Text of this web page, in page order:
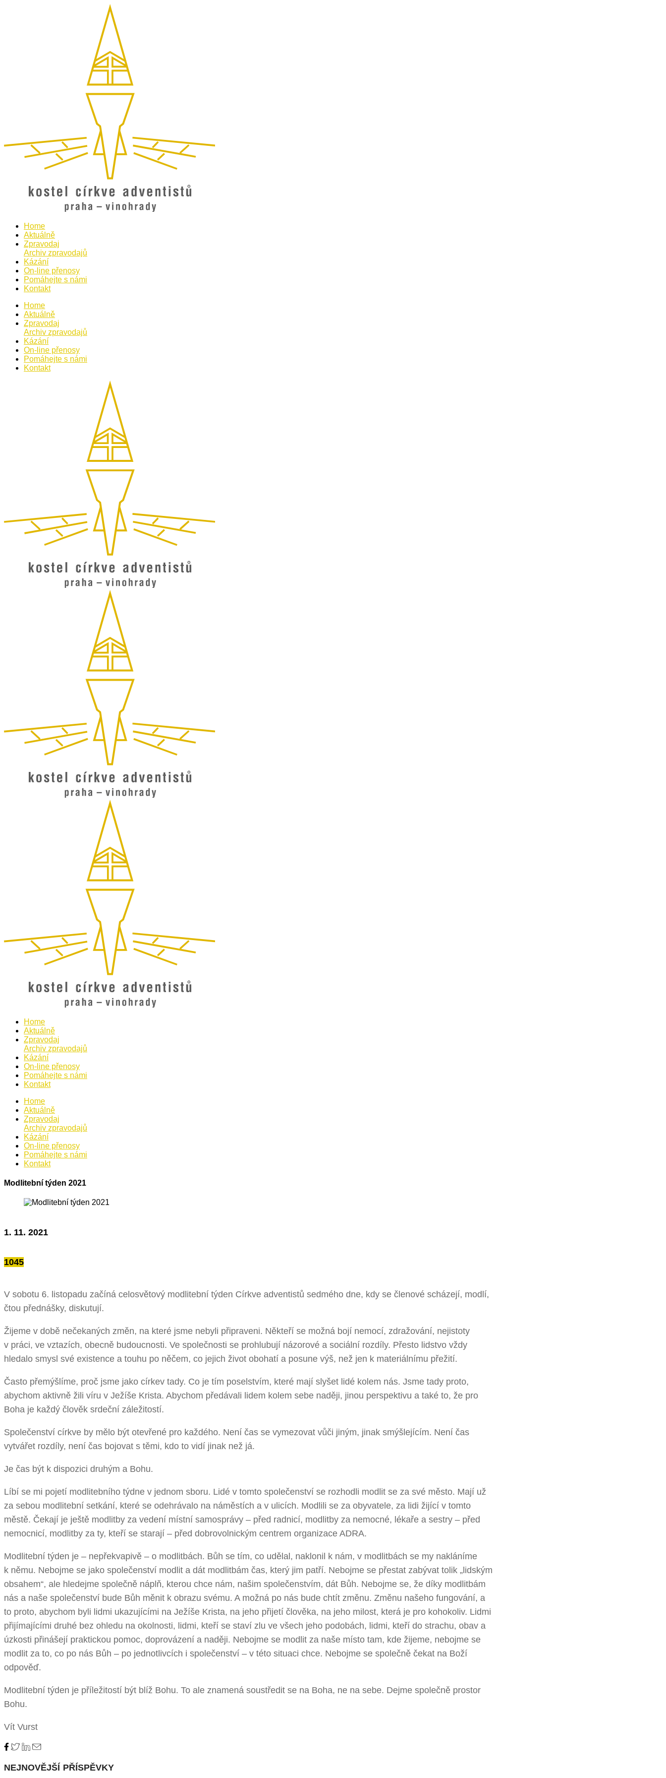
Home
Aktuálně
Zpravodaj
Archiv zpravodajů
Kázání
On-line přenosy
Pomáhejte s námi
Kontakt
Home
Aktuálně
Zpravodaj
Archiv zpravodajů
Kázání
On-line přenosy
Pomáhejte s námi
Kontakt
Home
Aktuálně
Zpravodaj
Archiv zpravodajů
Kázání
On-line přenosy
Pomáhejte s námi
Kontakt
Home
Aktuálně
Zpravodaj
Archiv zpravodajů
Kázání
On-line přenosy
Pomáhejte s námi
Kontakt
Modlitební týden 2021
1. 11. 2021
1045
V sobotu 6. listopadu začíná celosvětový modlitební týden Církve adventistů sedmého dne, kdy se členové scházejí, modlí,
čtou přednášky, diskutují.
Žijeme v době nečekaných změn, na které jsme nebyli připraveni. Někteří se možná bojí nemocí, zdražování, nejistoty
v práci, ve vztazích, obecně budoucnosti. Ve společnosti se prohlubují názorové a sociální rozdíly. Přesto lidstvo vždy
hledalo smysl své existence a touhu po něčem, co jejich život obohatí a posune výš, než jen k materiálnímu přežití.
Často přemýšlíme, proč jsme jako církev tady. Co je tím poselstvím, které mají slyšet lidé kolem nás. Jsme tady proto,
abychom aktivně žili víru v Ježíše Krista. Abychom předávali lidem kolem sebe naději, jinou perspektivu a také to, že pro
Boha je každý člověk srdeční záležitostí.
Společenství církve by mělo být otevřené pro každého. Není čas se vymezovat vůči jiným, jinak smýšlejícím. Není čas
vytvářet rozdíly, není čas bojovat s těmi, kdo to vidí jinak než já.
Je čas být k dispozici druhým a Bohu.
Líbí se mi pojetí modlitebního týdne v jednom sboru. Lidé v tomto společenství se rozhodli modlit se za své město. Mají už
za sebou modlitební setkání, které se odehrávalo na náměstích a v ulicích. Modlili se za obyvatele, za lidi žijící v tomto
městě. Čekají je ještě modlitby za vedení místní samosprávy – před radnicí, modlitby za nemocné, lékaře a sestry – před
nemocnicí, modlitby za ty, kteří se starají – před dobrovolnickým centrem organizace ADRA.
Modlitební týden je – nepřekvapivě – o modlitbách. Bůh se tím, co udělal, naklonil k nám, v modlitbách se my nakláníme
k němu. Nebojme se jako společenství modlit a dát modlitbám čas, který jim patří. Nebojme se přestat zabývat tolik „lidským
obsahem“, ale hledejme společně náplň, kterou chce nám, našim společenstvím, dát Bůh. Nebojme se, že díky modlitbám
nás a naše společenství bude Bůh měnit k obrazu svému. A možná po nás bude chtít změnu. Změnu našeho fungování, a
to proto, abychom byli lidmi ukazujícími na Ježíše Krista, na jeho přijetí člověka, na jeho milost, která je pro kohokoliv. Lidmi
přijímajícími druhé bez ohledu na okolnosti, lidmi, kteří se staví zlu ve všech jeho podobách, lidmi, kteří do strachu, obav a
úzkosti přinášejí praktickou pomoc, doprovázení a naději. Nebojme se modlit za naše místo tam, kde žijeme, nebojme se
modlit za to, co po nás Bůh – po jednotlivcích i společenství – v této situaci chce. Nebojme se společně čekat na Boží
odpověď.
Modlitební týden je příležitostí být blíž Bohu. To ale znamená soustředit se na Boha, ne na sebe. Dejme společně prostor
Bohu.
Vít Vurst
NEJNOVĚJŠÍ PŘÍSPĚVKY